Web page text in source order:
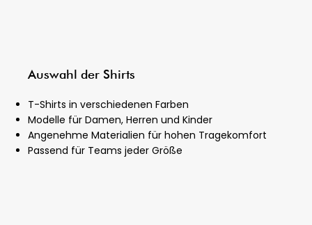
Auswahl der Shirts
T-Shirts in verschiedenen Farben
Modelle für Damen, Herren und Kinder
Angenehme Materialien für hohen Tragekomfort
Passend für Teams jeder Größe